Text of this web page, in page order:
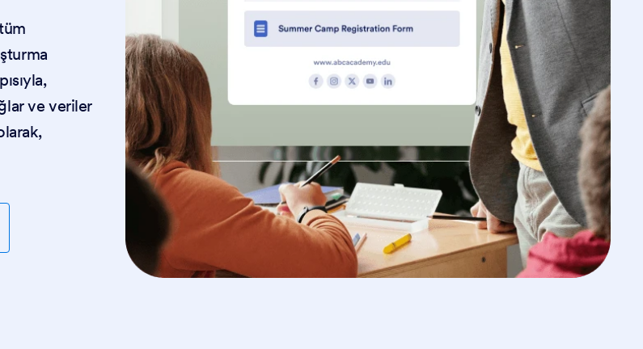
ve veriler